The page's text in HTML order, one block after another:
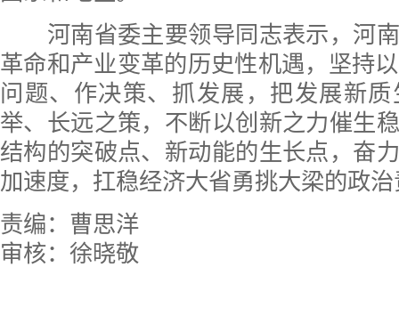
河南省委主要领导同志表示，河南
革命和产业变革的历史性机遇，坚持
问题、作决策、抓发展，把发展新
举、长远之策，不断以创新之力催生
结构的突破点、新动能的生长点，奋
加速度，扛稳经济大省勇挑大梁的政
责编：曹思洋
审核：徐晓敬